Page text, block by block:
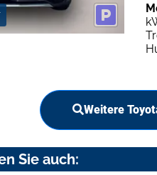
Weitere
Sie auch: